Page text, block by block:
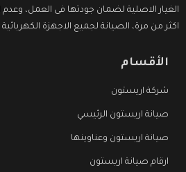
الغيار الاصلية لضمان جودتها فى العمل،
اكثر من مرة، الصيانة لجميع الاجهزة
الأقسام
شركة اريستون
صيانة اريستون الرئيسي
صيانة اريستون وعناوينها
ارقام صيانة اريستون